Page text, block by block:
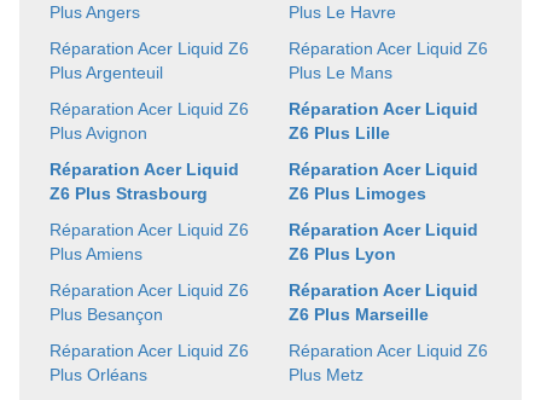
Plus Angers
Réparation Acer Liquid Z6
Plus Argenteuil
Réparation Acer Liquid Z6
Plus Avignon
Réparation Acer Liquid
Z6 Plus Strasbourg
Réparation Acer Liquid Z6
Plus Amiens
Réparation Acer Liquid Z6
Plus Besançon
Réparation Acer Liquid Z6
Plus Orléans
Plus Le Havre
Réparation Acer Liquid Z6
Plus Le Mans
Réparation Acer Liquid
Z6 Plus Lille
Réparation Acer Liquid
Z6 Plus Limoges
Réparation Acer Liquid
Z6 Plus Lyon
Réparation Acer Liquid
Z6 Plus Marseille
Réparation Acer Liquid Z6
Plus Metz